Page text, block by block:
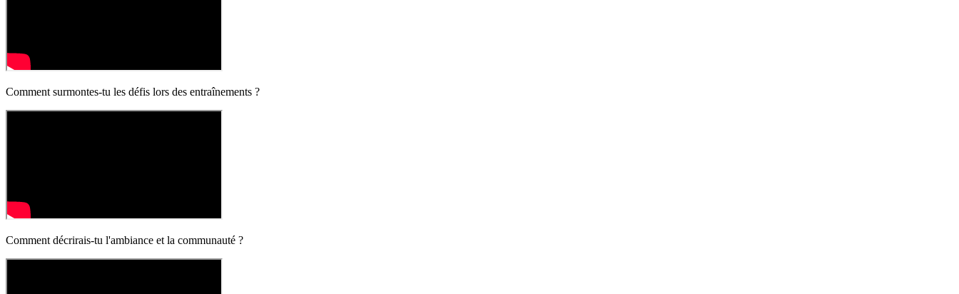
Comment surmontes-tu les défis lors des entraînements ?
Comment décrirais-tu l'ambiance et la communauté ?